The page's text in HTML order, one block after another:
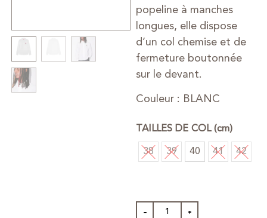
popeline à manches
longues, elle dispose
d’un col chemise et de
fermeture boutonnée
sur le devant.
Couleur : BLANC
TAILLES DE COL (cm)
38 39 40 41 42
- +